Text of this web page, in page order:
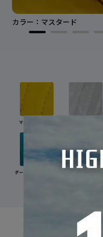
カラー：マスタード